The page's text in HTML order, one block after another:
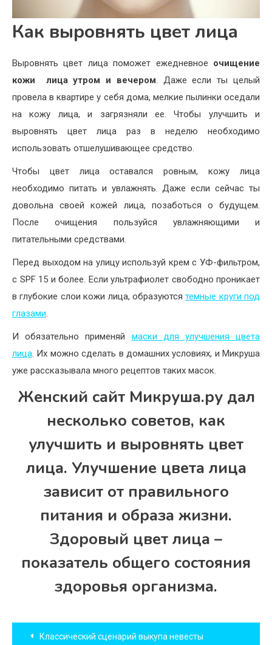
Как выровнять цвет лица
Выровнять цвет лица поможет ежедневное очищение
кожи лица утром и вечером. Даже если ты целый
провела в квартире у себя дома, мелкие пылинки оседали
на кожу лица, и загрязняли ее. Чтобы улучшить и
выровнять цвет лица раз в неделю необходимо
использовать отшелушивающее средство.
Чтобы цвет лица оставался ровным, кожу лица
необходимо питать и увлажнять. Даже если сейчас ты
довольна своей кожей лица, позаботься о будущем.
После очищения пользуйся увлажняющими и
питательными средствами.
Перед выходом на улицу используй крем с УФ-фильтром,
с SPF 15 и более. Если ультрафиолет свободно проникает
в глубокие слои кожи лица, образуютсятемные круги под
глазами.
И обязательно применяй маски для улучшения цвета
лица. Их можно сделать в домашних условиях, и Микруша
уже рассказывала много рецептов таких масок.
Женский сайт Микруша.ру дал
несколько советов, как
улучшить и выровнять цвет
лица. Улучшение цвета лица
зависит от правильного
питания и образа жизни.
Здоровый цвет лица –
показатель общего состояния
здоровья организма.
Навигация
Классический сценарий выкупа невесты